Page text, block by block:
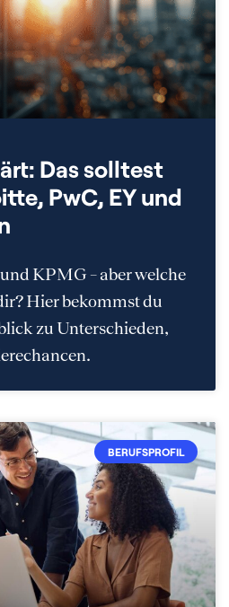
Das solltest
PwC, EY und
KPMG – aber welche
Hier bekommst du
zu Unterschieden,
BERUFSPROFIL